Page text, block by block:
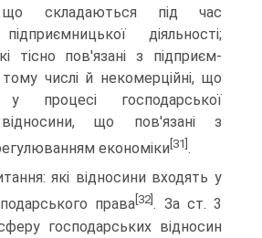
що складаються під час
діяльності;
тісно пов'язані з підприєм­
числі й некомерційні, що
процесі господарської
відносини, що пов'язані з
економіки [31] .
які відносини входять у
права [32]. За ст. 3
господарських відносин